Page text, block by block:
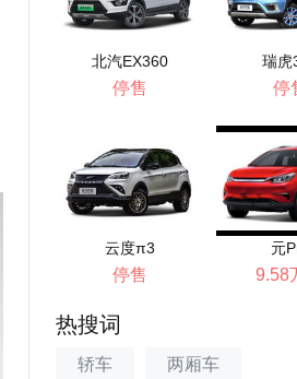
北汽EX360
停售
瑞虎
停
云度π3
停售
元
9.58
热搜词
轿车 两厢车